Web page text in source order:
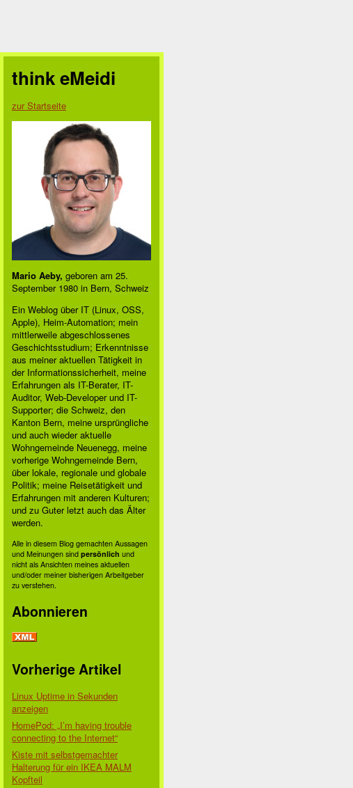
think eMeidi
zur Startseite
Mario Aeby, geboren am 25.
September 1980 in Bern, Schweiz
Ein Weblog über IT (Linux, OSS,
Apple), Heim-Automation; mein
mittlerweile abgeschlossenes
Geschichtsstudium; Erkenntnisse
aus meiner aktuellen Tätigkeit in
der Informationssicherheit, meine
Erfahrungen als IT-Berater, IT-
Auditor, Web-Developer und IT-
Supporter; die Schweiz, den
Kanton Bern, meine ursprüngliche
und auch wieder aktuelle
Wohngemeinde Neuenegg, meine
vorherige Wohngemeinde Bern,
über lokale, regionale und globale
Politik; meine Reisetätigkeit und
Erfahrungen mit anderen Kulturen;
und zu Guter letzt auch das Älter
werden.
Alle in diesem Blog gemachten Aussagen
und Meinungen sind persönlich und
nicht als Ansichten meines aktuellen
und/oder meiner bisherigen Arbeitgeber
zu verstehen.
Abonnieren
Vorherige Artikel
Linux Uptime in Sekunden
anzeigen
HomePod: „I’m having trouble
connecting to the Internet“
Kiste mit selbstgemachter
Halterung für ein IKEA MALM
Kopfteil